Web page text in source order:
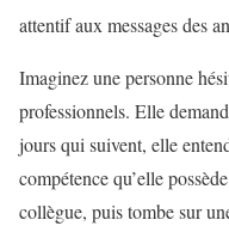
attentif aux messages des
Imaginez une personne
professionnels. Elle
jours qui suivent, elle
compétence qu’elle
collègue, puis tombe sur